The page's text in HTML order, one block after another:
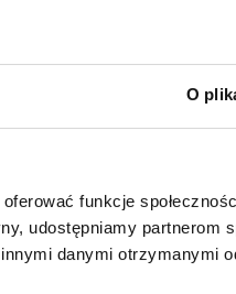
O
funkcje
udostępniamy partnerom
danymi otrzymanymi